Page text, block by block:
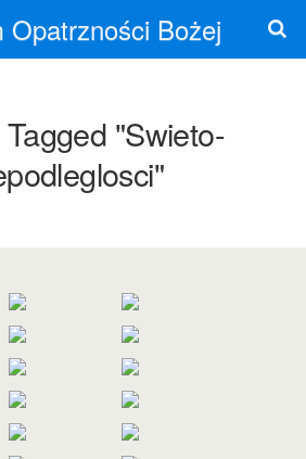
Opatrzności Bożej
"swieto-